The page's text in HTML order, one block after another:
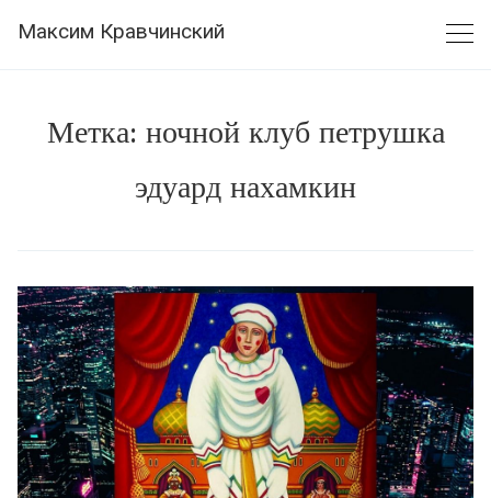
Максим Кравчинский
Метка: ночной клуб петрушка
эдуард нахамкин